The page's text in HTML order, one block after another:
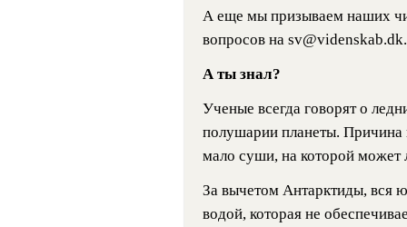
А еще мы призываем наших
вопросов на sv@videnskab.dk.
А ты знал?
Ученые всегда говорят о
полушарии планеты.
мало суши, на которой может
За вычетом Антарктиды, вся
водой, которая не